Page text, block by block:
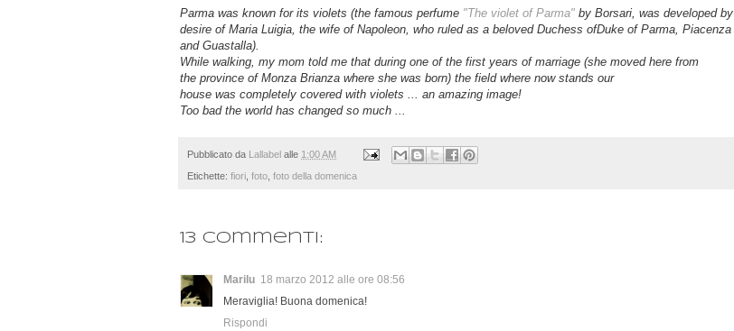
Parma was known for its violets (the famous perfume "The violet of Parma" by Borsari was developed by
desire ofMaria Luigia , the wife of Napoleon who ruled as a beloved Duchess ofDuke of Parma Piacenza
and Guastalla)
While walking my mom told me that during one of the first years ofmarriage (she moved here from
the province of Monza Brianza where she was born) the field where now stands our
house was completely covered with violets
an amazing image!
Too bad the world has changed so much ...
Pubblicato da Lallabel alle 1:00 AM
Etichette: fiori foto foto della domenica
13 commenti:
Marilu 18 marzo 2012 alle ore 08:56
Meraviglia! Buona domenica!
Rispondi